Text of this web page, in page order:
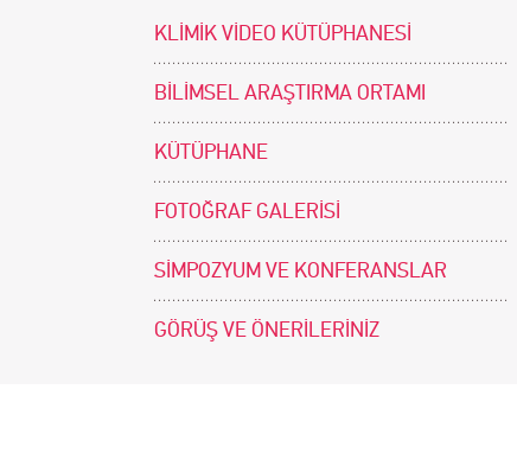
KLİMİK VİDEO KÜTÜPHANESİ
BİLİMSEL ARAŞTIRMA ORTAMI
KÜTÜPHANE
FOTOĞRAF GALERİSİ
SİMPOZYUM VE KONFERANSLAR
GÖRÜŞ VE ÖNERİLERİNİZ